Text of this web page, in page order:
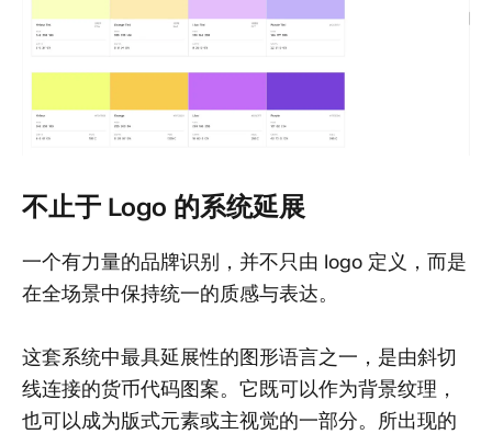
不止于 Logo 的系统延展
一个有力量的品牌识别，并不只由 logo 定义，而是
在全场景中保持统一的质感与表达。
这套系统中最具延展性的图形语言之一，是由斜切
线连接的货币代码图案。它既可以作为背景纹理，
也可以成为版式元素或主视觉的一部分。所出现的